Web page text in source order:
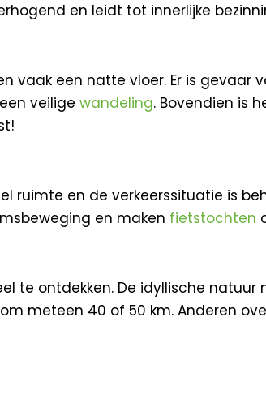
en leidt tot innerlijke
vaak een natte vloer. Er is gevaar
veilige wandeling. Bovendien is
ruimte en de verkeerssituatie is
en maken fietstochten
te ontdekken. De idyllische
meteen 40 of 50 km. Anderen